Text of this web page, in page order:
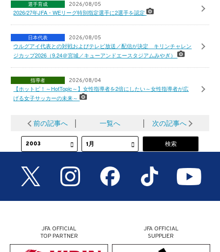
選手育成 2026/08/05
2026/27年JFA・WEリーグ特別指定選手に2選手を認定
日本代表 2026/08/05
ウルグアイ代表との対戦およびテレビ放送／配信が決定 キリンチャレン
ジカップ2026（9.24＠宮城／キューアンドエースタジアムみやぎ）
指導者 2026/08/04
【ホットピ！～HotTopic～】女性指導者を2倍にしたい～女性指導者が広
げる女子サッカーの未来～
前の記事へ 一覧へ 次の記事へ
JFA OFFICIAL
TOP PARTNER
JFA OFFICIAL
SUPPLIER